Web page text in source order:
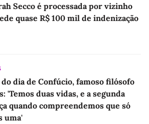
Secco é processada por vizinho
quase R$ 100 mil de indenização
do dia de Confúcio, famoso filósofo
'Temos duas vidas, e a segunda
quando compreendemos que só
uma'